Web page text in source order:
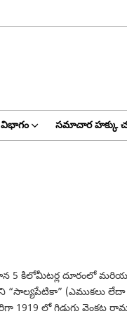
విభాగం సమాచార హక్కు
కిలోమీటర్ల దూరంలో మరియు
(ఎముకలు లేదా
లో గిడుగు వెంకట రామ